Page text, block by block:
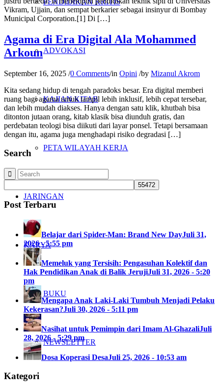
PENDIDIKAN KRITIS
ADVOKASI
KAJIAN KITAB
PETA WILAYAH KERJA
JARINGAN
KARYA
BUKU
NEWSLETTER
Vikram, Ujjain, dan sempat berkarier sebagai insinyur di Bombay
Municipal Corporation.[1] Di […]
Agama di Era Digital Ala Mohammed
Arkoun
September 16, 2025 /0 Comments/in Opini /by Mizanul Akrom
Kita sedang hidup di tengah paradoks besar. Era digital memberi
ruang bagi agama untuk tampil lebih inklusif, lebih cepat tersebar,
dan lebih mudah diakses. Hanya dengan satu klik, khutbah bisa
ditonton jutaan orang, kitab klasik bisa diunduh gratis, dan
perdebatan teologi bisa diikuti dari layar ponsel. Tetapi bersamaan
dengan itu, agama juga menghadapi risiko degradasi […]
Search
Post Terbaru
Belajar dari Spider-Man: Brand New DayJuli 31,
2026 - 5:55 pm
Memeluk yang Tersisih: Pengasuhan Kolektif dan
Hak Pendidikan Anak di Balik JerujiJuli 31, 2026 - 5:20
pm
Mengapa Anak Laki-Laki Tumbuh Menjadi Pelaku
Kekerasan?Juli 30, 2026 - 5:11 pm
Nasihat untuk Pemimpin dari Imam Al-GhazaliJuli
28, 2026 - 5:29 pm
Dosa Koperasi DesaJuli 25, 2026 - 10:53 am
Kategori